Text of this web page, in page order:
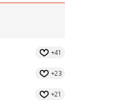
+41
+23
+21